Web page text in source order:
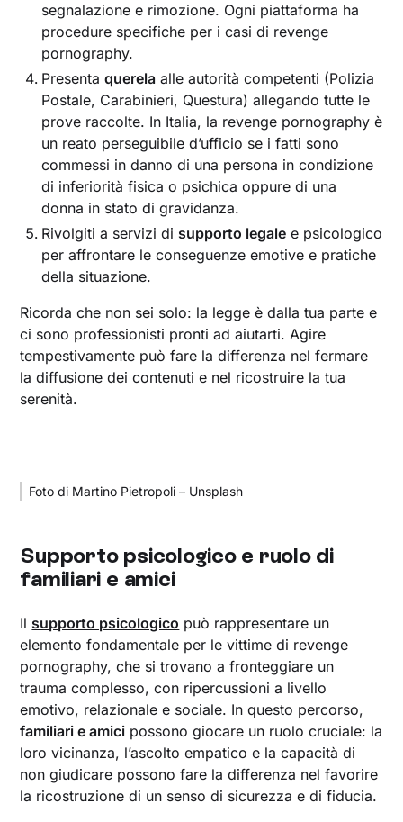
segnalazione e rimozione. Ogni piattaforma ha
procedure specifiche per i casi di revenge
pornography.
Presentaquerela alle autorità competenti (Polizia
Postale, Carabinieri, Questura) allegando tutte le
prove raccolte. In Italia, la revenge pornography è
un reato perseguibile d’ufficio se i fatti sono
commessi in danno di una persona in condizione
di inferiorità fisica o psichica oppure di una
donna in stato di gravidanza.
Rivolgiti a servizi di supporto legale e psicologico
per affrontare le conseguenze emotive e pratiche
della situazione.
Ricorda che non sei solo: la legge è dalla tua parte e
ci sono professionisti pronti ad aiutarti. Agire
tempestivamente può fare la differenza nel fermare
la diffusione dei contenuti e nel ricostruire la tua
serenità.
Foto di Martino Pietropoli – Unsplash
Supporto psicologico e ruolo di
familiari e amici
Il supporto psicologico può rappresentare un
elemento fondamentale per le vittime di revenge
pornography, che si trovano a fronteggiare un
trauma complesso, con ripercussioni a livello
emotivo, relazionale e sociale. In questo percorso,
familiari e amici possono giocare un ruolo cruciale: la
loro vicinanza, l’ascolto empatico e la capacità di
non giudicare possono fare la differenza nel favorire
la ricostruzione di un senso di sicurezza e di fiducia.